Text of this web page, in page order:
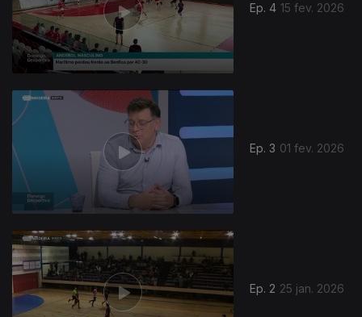
Ep. 4 15 fev. 2026
Ep. 3 01 fev. 2026
Ep. 2 25 jan. 2026
901631